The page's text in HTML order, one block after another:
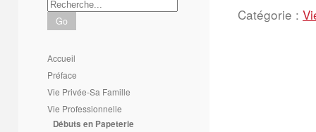
Go
Accueil
Préface
Vie Privée-Sa Famille
Vie Professionnelle
Débuts en Papeterie
Catégorie :